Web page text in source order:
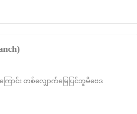
း တစ်လျှောက်မြေပြင်ဘူမိဗေဒ